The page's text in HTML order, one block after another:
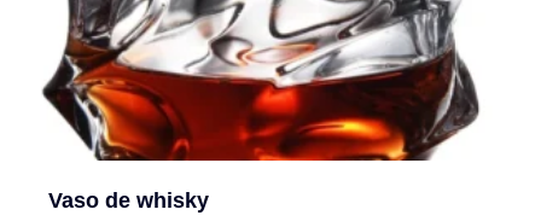
Vaso de whisky